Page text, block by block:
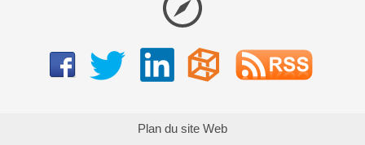
Plan du site Web